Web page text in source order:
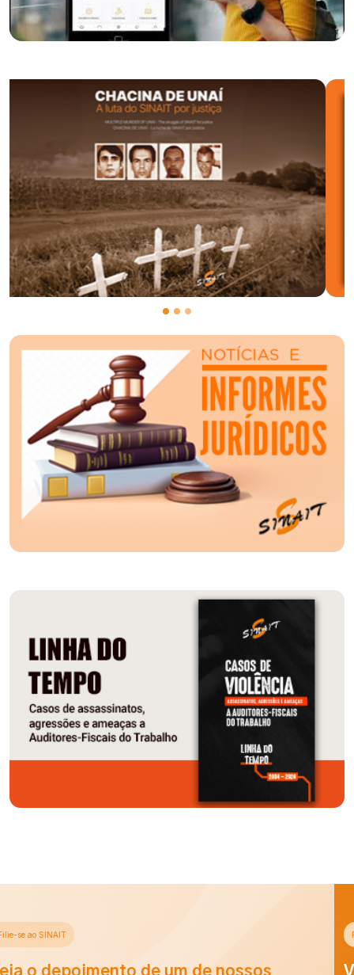
Filie-se ao SINAIT
Veja o depoimento de um de nossos